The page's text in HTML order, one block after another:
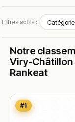
Filtres actifs :
Notre
Viry-Châtillon
Rankeat
#1